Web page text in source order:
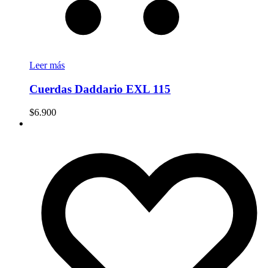
Leer más
Cuerdas Daddario EXL 115
$6.900